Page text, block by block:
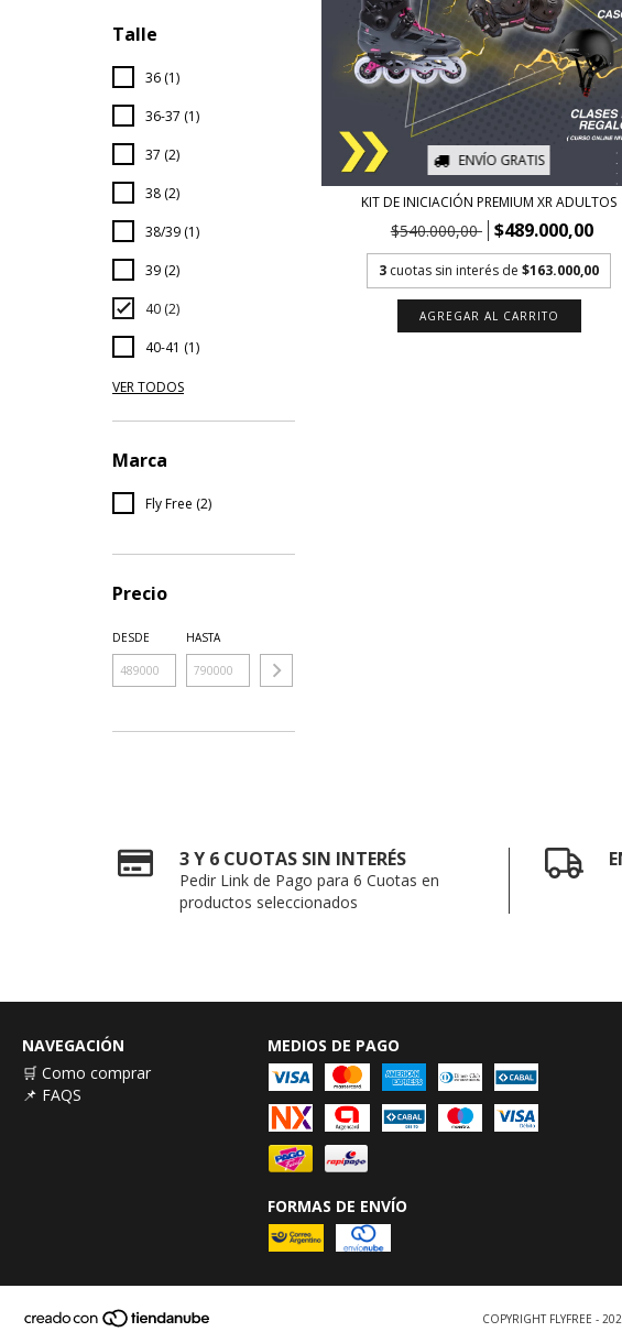
Talle
36 (1)
36-37 (1)
37 (2)
38 (2)
38/39 (1)
39 (2)
40 (2)
40-41 (1)
VER TODOS
Marca
Fly Free (2)
Precio
DESDE HASTA
ENVÍO GRATIS
KIT DE INICIACIÓN PREMIUM XR ADULTOS
$540.000,00 $489.000,00
3 cuotas sin interés de$163.000,00
AGREGAR AL CARRITO
3 Y 6 CUOTAS SIN INTERÉS
Pedir Link de Pago para 6 Cuotas en
productos seleccionados
NAVEGACIÓN
🛒 Como comprar
📌 FAQS
MEDIOS DE PAGO
FORMAS DE ENVÍO
COPYRIGHT FLYFREE -